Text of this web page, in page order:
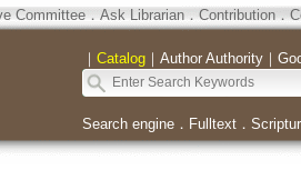
Committee．Ask Librarian．Contribution．
｜ Catalog｜ Author Authority｜
Search engine． Fulltext．